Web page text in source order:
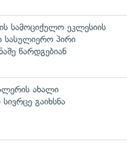
სამოციქულო ეკლესიის
სასულიერო პირი
წარდგებიან
ახალი
გაიხსნა